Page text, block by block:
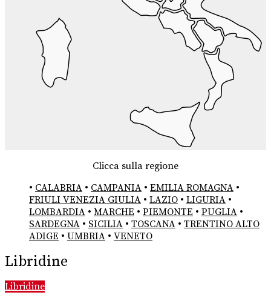
Clicca sulla regione
• CALABRIA • CAMPANIA • EMILIA ROMAGNA •
FRIULI VENEZIA GIULIA • LAZIO • LIGURIA •
LOMBARDIA • MARCHE • PIEMONTE • PUGLIA •
SARDEGNA • SICILIA • TOSCANA • TRENTINO ALTO
ADIGE • UMBRIA • VENETO
Libridine
Libridine